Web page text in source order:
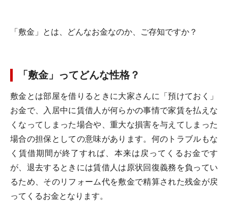
「敷金」とは、どんなお金なのか、ご存知ですか？
「敷金」ってどんな性格？
敷金とは部屋を借りるときに大家さんに「預けておく」
お金で、入居中に賃借人が何らかの事情で家賃を払えな
くなってしまった場合や、重大な損害を与えてしまった
場合の担保としての意味があります。何のトラブルもな
く賃借期間が終了すれば、本来は戻ってくるお金です
が、退去するときには賃借人は原状回復義務を負ってい
るため、そのリフォーム代を敷金で精算された残金が戻
ってくるお金となります。